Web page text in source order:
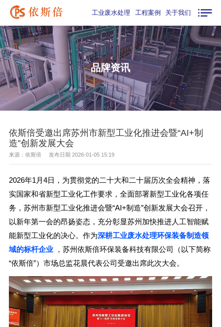
工业废水处理 工程案例 关于我们
品牌资讯
依斯倍受邀出席苏州市新型工业化推进会暨“AI+制
造”创新发展大会
来源：依斯倍 发布日期 2026-01-05 15:19
2026年1月4日，为贯彻党的二十大和二十届历次全会精神，落
实国家和省新型工业化工作要求，全面部署新型工业化各项任
务，苏州市新型工业化推进会暨“AI+制造”创新发展大会召开，
以新年第一会的昂扬姿态，充分彰显苏州加快推进人工智能赋
能新型工业化的决心。作为深耕工业废水处理环保装备制造领
域的标杆企业 ，苏州依斯倍环保装备科技有限公司（以下简称
“依斯倍”）市场总监花晨代表公司受邀出席此次大会。